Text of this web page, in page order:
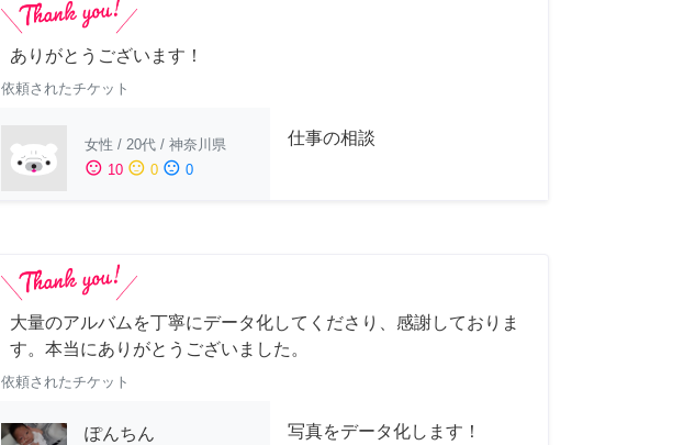
ありがとうございます！
依頼されたチケット
女性 / 20代 / 神奈川県
sentiment_satisfied 10 sentiment_neutral 0 sentiment_dissatisfied 0
仕事の相談
大量のアルバムを丁寧にデータ化してくださり、感謝しておりま
す。本当にありがとうございました。
依頼されたチケット
ぽんちん
写真をデータ化します！